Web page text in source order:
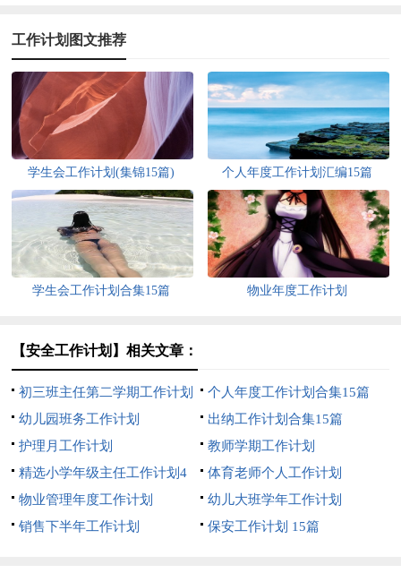
工作计划图文推荐
学生会工作计划(集锦15篇) 个人年度工作计划汇编15篇
学生会工作计划合集15篇 物业年度工作计划
【安全工作计划】相关文章：
初三班主任第二学期工作计划
个人年度工作计划合集15篇
幼儿园班务工作计划
出纳工作计划合集15篇
护理月工作计划
教师学期工作计划
精选小学年级主任工作计划4
篇
体育老师个人工作计划
物业管理年度工作计划
幼儿大班学年工作计划
销售下半年工作计划
保安工作计划 15篇